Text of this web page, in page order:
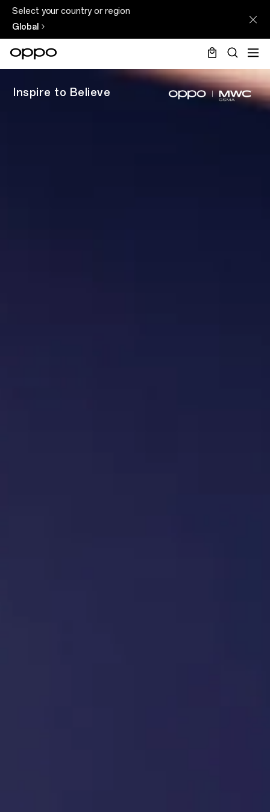
Select your country or region
Global
Inspire to Believe